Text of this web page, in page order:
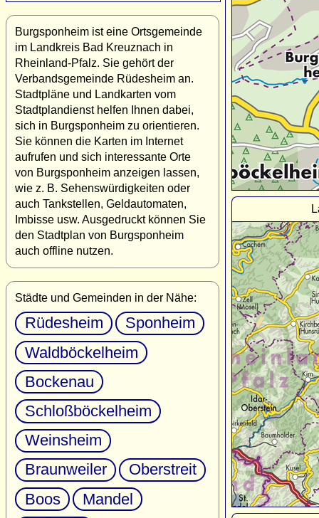
Burgsponheim ist eine Ortsgemeinde
im Landkreis Bad Kreuznach in
Rheinland-Pfalz. Sie gehört der
Verbandsgemeinde Rüdesheim an.
Stadtpläne und Landkarten vom
Stadtplandienst helfen Ihnen dabei,
sich in Burgsponheim zu orientieren.
Sie können die Karten im Internet
aufrufen und sich interessante Orte
von Burgsponheim anzeigen lassen,
wie z. B. Sehenswürdigkeiten oder
auch Tankstellen, Geldautomaten,
Imbisse usw. Ausgedruckt können Sie
den Stadtplan von Burgsponheim
auch offline nutzen.
Städte und Gemeinden in der Nähe:
Rüdesheim
Sponheim
Waldböckelheim
Bockenau
Schloßböckelheim
Weinsheim
Braunweiler
Oberstreit
Boos
Mandel